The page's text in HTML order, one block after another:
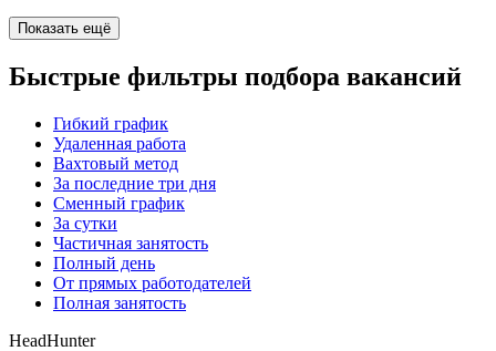
Показать ещё
Быстрые фильтры подбора вакансий
Гибкий график
Удаленная работа
Вахтовый метод
За последние три дня
Сменный график
За сутки
Частичная занятость
Полный день
От прямых работодателей
Полная занятость
HeadHunter